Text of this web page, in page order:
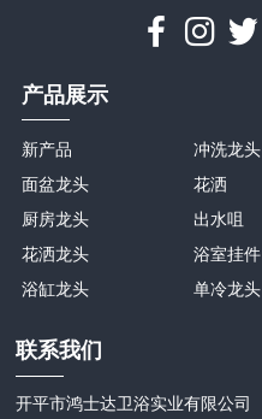
产品展示
新产品
面盆龙头
厨房龙头
花洒龙头
浴缸龙头
冲洗龙头
花洒
出水咀
浴室挂件
单冷龙头
联系我们
开平市鸿士达卫浴实业有限公司